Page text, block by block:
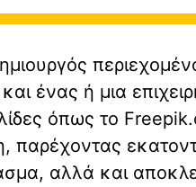
ένας ή μια
όπως το
παρέχοντας
αλλά και